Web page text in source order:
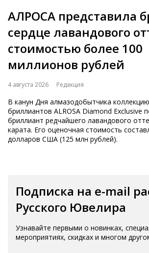
АЛРОСА представила
сердце лавандового
стоимостью более 100
миллионов рублей
4 августа 2026 Редакция
В канун Дня алмазодобытчика
бриллиантов ALROSA Diamond Exclusive
бриллиант редчайшего лавандового
карата. Его оценочная стоимость
долларов США (125 млн рублей).
Подписка на e-mail
Русского Ювелира
Узнавайте первыми о новинках,
мероприятиях, скидках и многом